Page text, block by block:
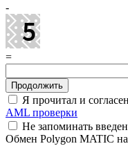
-
=
Я прочитал и
AML проверки
Не запоминать
Обмен Polygon MATIC